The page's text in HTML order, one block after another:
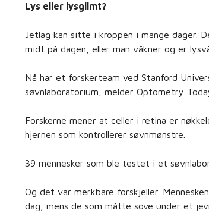
Lys eller lysglimt?
Jetlag kan sitte i kroppen i mange dager.
midt på dagen, eller man våkner og er
Nå har et forskerteam ved Stanford
søvnlaboratorium, melder Optometry
Forskerne mener at celler i retina er
hjernen som kontrollerer søvnmønstre.
39 mennesker som ble testet i et
Og det var merkbare forskjeller.
dag, mens de som måtte sove under et